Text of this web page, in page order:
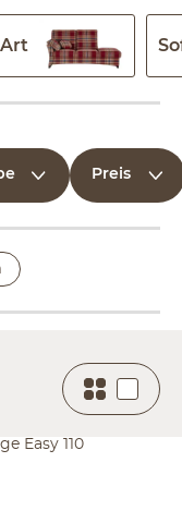
Preis
Easy 110